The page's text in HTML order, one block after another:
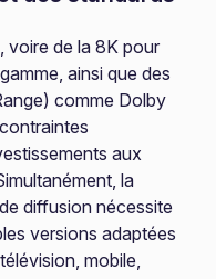
voire de la 8K pour
ainsi que des
comme Dolby
aux
la
diffusion nécessite
versions adaptées
mobile,